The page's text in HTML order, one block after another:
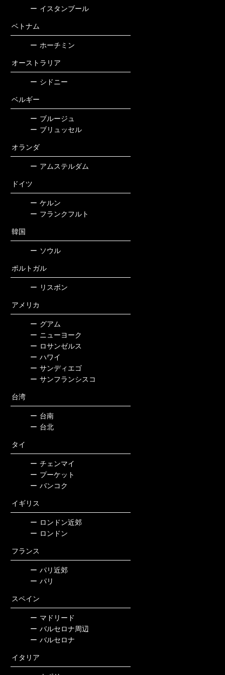
ー イスタンブール
ベトナム
ー ホーチミン
オーストラリア
ー シドニー
ベルギー
ー ブルージュ
ー ブリュッセル
オランダ
ー アムステルダム
ドイツ
ー ケルン
ー フランクフルト
韓国
ー ソウル
ポルトガル
ー リスボン
アメリカ
ー グアム
ー ニューヨーク
ー ロサンゼルス
ー ハワイ
ー サンディエゴ
ー サンフランシスコ
台湾
ー 台南
ー 台北
タイ
ー チェンマイ
ー プーケット
ー バンコク
イギリス
ー ロンドン近郊
ー ロンドン
フランス
ー パリ近郊
ー パリ
スペイン
ー マドリード
ー バルセロナ周辺
ー バルセロナ
イタリア